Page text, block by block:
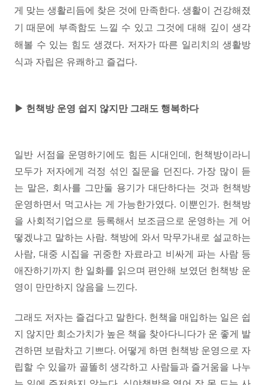
게 맞는 생활리듬에 찾은 것에 만족한다. 생활이 건강해졌
기 때문에 부족함도 느낄 수 있고 그것에 대해 깊이 생각
해볼 수 있는 힘도 생겼다. 저자가 따른 일리치의 생활방
식과 자립은 유쾌하고 즐겁다.
▶ 헌책방 운영 쉽지 않지만 그래도 행복하다
일반 서점을 운명하기에도 힘든 시대인데, 헌책방이라니
모두가 저자에게 걱정 섞인 질문을 던진다. 가장 많이 듣
는 말은, 회사를 그만둘 용기가 대단하다는 것과 헌책방
운영하면서 먹고사는 게 가능한가였다. 이뿐인가. 헌책방
을 사회적기업으로 등록해서 보조금으로 운영하는 게 어
떻겠냐고 말하는 사람. 책방에 와서 막무가내로 설교하는
사람, 대중 시집을 귀중한 자료라고 비싸게 파는 사람 등
애잔하기까지 한 일화를 읽으며 편안해 보였던 헌책방 운
영이 만만하지 않음을 느낀다.
그래도 저자는 즐겁다고 말한다. 헌책을 매입하는 일은 쉽
지 않지만 희소가치가 높은 책을 찾아다니다가 운 좋게 발
견하면 보람차고 기쁘다. 어떻게 하면 헌책방 운영으로 자
립할 수 있을까 골똘히 생각하고 사람들과 즐거움을 나누